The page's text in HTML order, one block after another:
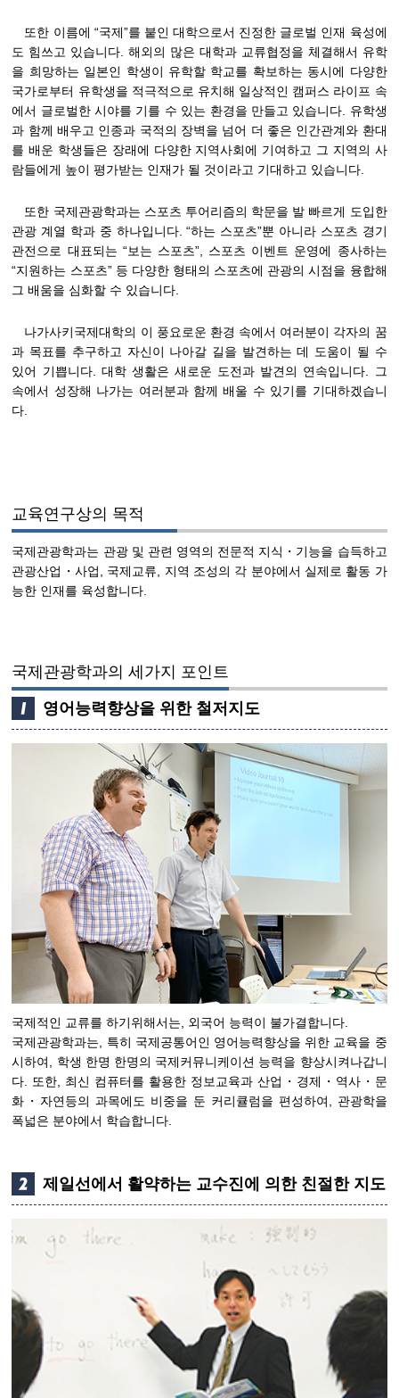
또한 이름에 “국제”를 붙인 대학으로서 진정한 글로벌 인재 육성에
도 힘쓰고 있습니다. 해외의 많은 대학과 교류협정을 체결해서 유학
을 희망하는 일본인 학생이 유학할 학교를 확보하는 동시에 다양한
국가로부터 유학생을 적극적으로 유치해 일상적인 캠퍼스 라이프 속
에서 글로벌한 시야를 기를 수 있는 환경을 만들고 있습니다. 유학생
과 함께 배우고 인종과 국적의 장벽을 넘어 더 좋은 인간관계와 환대
를 배운 학생들은 장래에 다양한 지역사회에 기여하고 그 지역의 사
람들에게 높이 평가받는 인재가 될 것이라고 기대하고 있습니다.
또한 국제관광학과는 스포츠 투어리즘의 학문을 발 빠르게 도입한
관광 계열 학과 중 하나입니다. “하는 스포츠”뿐 아니라 스포츠 경기
관전으로 대표되는 “보는 스포츠”, 스포츠 이벤트 운영에 종사하는
“지원하는 스포츠” 등 다양한 형태의 스포츠에 관광의 시점을 융합해
그 배움을 심화할 수 있습니다.
나가사키국제대학의 이 풍요로운 환경 속에서 여러분이 각자의 꿈
과 목표를 추구하고 자신이 나아갈 길을 발견하는 데 도움이 될 수
있어 기쁩니다. 대학 생활은 새로운 도전과 발견의 연속입니다. 그
속에서 성장해 나가는 여러분과 함께 배울 수 있기를 기대하겠습니
다.
교육연구상의 목적
국제관광학과는 관광 및 관련 영역의 전문적 지식・기능을 습득하고
관광산업・사업, 국제교류, 지역 조성의 각 분야에서 실제로 활동 가
능한 인재를 육성합니다.
국제관광학과의 세가지 포인트
영어능력향상을 위한 철저지도
국제적인 교류를 하기위해서는, 외국어 능력이 불가결합니다.
국제관광학과는, 특히 국제공통어인 영어능력향상을 위한 교육을 중
시하여, 학생 한명 한명의 국제커뮤니케이션 능력을 향상시켜나갑니
다. 또한, 최신 컴퓨터를 활용한 정보교육과 산업・경제・역사・문
화・자연등의 과목에도 비중을 둔 커리큘럼을 편성하여, 관광학을
폭넓은 분야에서 학습합니다.
제일선에서 활약하는 교수진에 의한 친절한 지도